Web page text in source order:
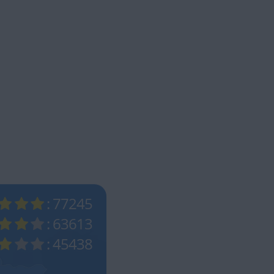
: 77245
: 63613
: 45438